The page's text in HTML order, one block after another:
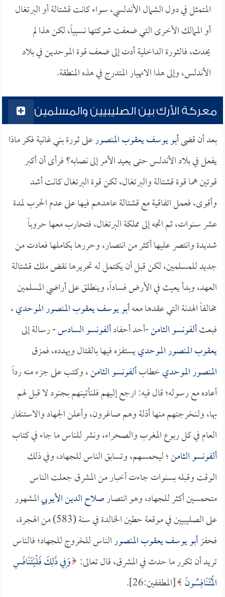
المتمثل في دول الشمال الأندلسي، سواء كانت قشتالة أو البرتغال
أو الممالك الأخرى التي ضعفت شوكتها نسبياً، لكن هذا لم
يحدث، فالثورة الداخلية أدت إلى ضعف قوة الموحدين في بلاد
الأندلس، وإلى هذا الانهيار المتدرج في هذه المنطقة.
معركة الأرك بين الصليبيين والمسلمين
بعد أن قضىأبو يوسف يعقوب المنصورعلى ثورة بني غانية فكر ماذا
يفعل في بلاد الأندلس حتى يعيد الأمر إلى نصابه؟ فرأى أن أكبر
قوتين هما قوة قشتالة والبرتغال، لكن قوة البرتغال كانت أشد
وأقوى، فعمل اتفاقية مع قشتالة عاهدهم فيها على عدم الحرب لمدة
عشر سنوات، ثم اتجه إلى مملكة البرتغال، فتحارب معها حروباً
شديدة وانتصر عليها أكثر من انتصار، وحررها بكاملها فعادت من
جديد للمسلمين، لكن قبل أن يكتمل له تحريرها نقض ملك قشتالة
العهد، وبدأ يعيث في الأرض فساداً، وينطلق على أراضي المسلمين
مخالفاً الهدنة التي عقدها معهأبو يوسف يعقوب المنصور الموحدي،
فبعثألفونسو الثامن-أحد أحفادألفونسو السادس- رسالة إلى
يعقوب المنصور الموحدييستفزه فيها بالقتال ويهدده، فمزق
المنصور الموحديخطابألفونسو الثامن، وكتب على جزء منه رداً
أعاده مع رسوله؛ قال فيه: ارجع إليهم فلنأتينهم بجنود لا قبل لهم
بها، ولنخرجنهم منها أذلة وهم صاغرون، وأعلن الجهاد والاستنفار
العام في كل ربوع المغرب والصحراء، ونشر للناس ما جاء في كتاب
ألفونسو الثامن؛ ليحمسهم، وتسابق الناس للجهاد، وفي ذلك
الوقت وقبله بسنوات جاءت أخبار من المشرق جعلت الناس
متحمسين أكثر للجهاد، وهو انتصارصلاح الدين الأيوبيالمشهور
على الصليبيين في موقعة حطين الخالدة في سنة (583) من الهجرة،
فحفزأبو يوسف يعقوب المنصورالناس للخروج للجهاد؛ فالناس
تريد أن تكرر ما حدث في المشرق، قال تعالى: وَفِي ذَلِكَ فَلْيَتَنَافَسِ
الْمُتَنَافِسُونَ [المطففين:26].